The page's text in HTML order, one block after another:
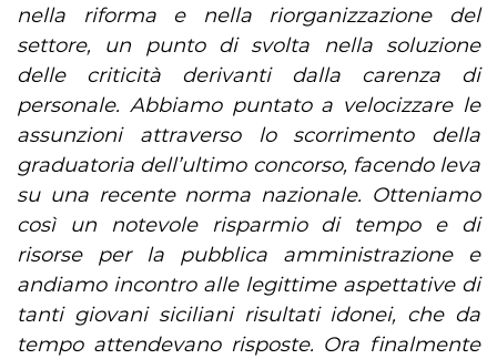
nella riforma e nella riorganizzazione del
settore, un punto di svolta nella soluzione
delle criticità derivanti dalla carenza di
personale. Abbiamo puntato a velocizzare le
assunzioni attraverso lo scorrimento della
graduatoria dell’ultimo concorso, facendo leva
su una recente norma nazionale. Otteniamo
così un notevole risparmio di tempo e di
risorse per la pubblica amministrazione e
andiamo incontro alle legittime aspettative di
tanti giovani siciliani risultati idonei, che da
tempo attendevano risposte. Ora finalmente